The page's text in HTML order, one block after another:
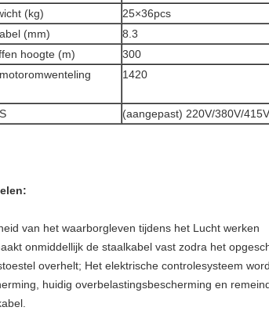
(kg)
25×36pcs
(mm)
8.3
hoogte (m)
300
1420
(aangepast) 220V/380V/415V
van het waarborgleven tijdens het Lucht werken
onmiddellijk de staalkabel vast zodra het
overhelt; Het elektrische controlesysteem
huidig overbelastingsbescherming en